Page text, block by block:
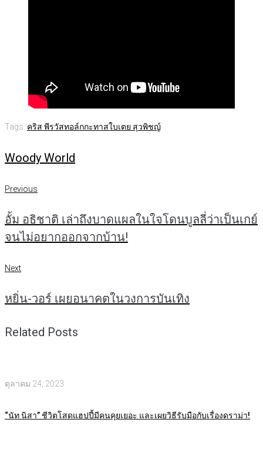
Tags: คริส พีรวัสทอล์กกะทาสใบเตย สุวพิชญ์
Woody World
แนะแนว
เรื่อง
Previous
Previous
อั้ม อธิชาติ เล่าถึงบาดแผลในใจโดนบูลลี่ว่าเป็นเกย์
จนไม่อยากออกจากบ้าน!
Next
Next
หยิ่น-วอร์ เผยอนาคตในวงการบันเทิง
Related Posts
ตุลาคม 24, 2023
“นัท นิสา” ชีวิตโสดแฮปปี้มีคนคุยเยอะ และเผยวิธีรับมือกับเรื่องดราม่า!